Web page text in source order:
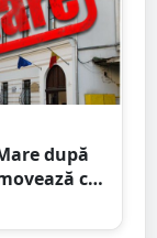
după
cei